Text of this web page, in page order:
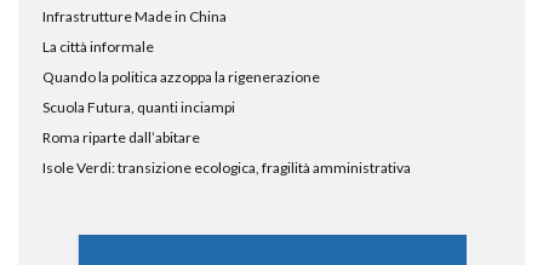
Infrastrutture Made in China
La città informale
Quando la politica azzoppa la rigenerazione
Scuola Futura, quanti inciampi
Roma riparte dall’abitare
Isole Verdi: transizione ecologica, fragilità amministrativa